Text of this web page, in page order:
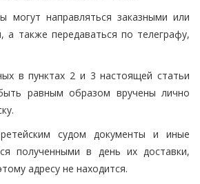
могут направляться заказными или
также передаваться по телеграфу,
в пунктах 2 и 3 настоящей статьи
равным образом вручены лично
судом документы и иные
полученными в день их доставки,
адресу не находится.